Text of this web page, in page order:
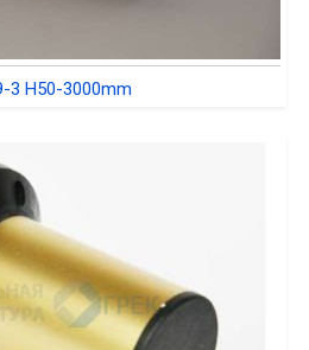
3 H50-3000mm